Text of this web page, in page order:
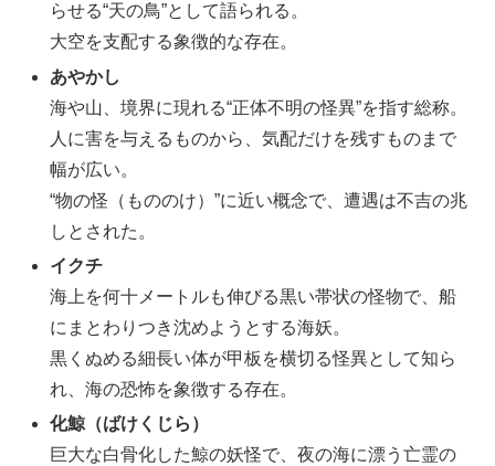
らせる“天の鳥”として語られる。
大空を支配する象徴的な存在。
あやかし
海や山、境界に現れる“正体不明の怪異”を指す総称。
人に害を与えるものから、気配だけを残すものまで
幅が広い。
“物の怪（もののけ）”に近い概念で、遭遇は不吉の兆
しとされた。
イクチ
海上を何十メートルも伸びる黒い帯状の怪物で、船
にまとわりつき沈めようとする海妖。
黒くぬめる細長い体が甲板を横切る怪異として知ら
れ、海の恐怖を象徴する存在。
化鯨（ばけくじら）
巨大な白骨化した鯨の妖怪で、夜の海に漂う亡霊の